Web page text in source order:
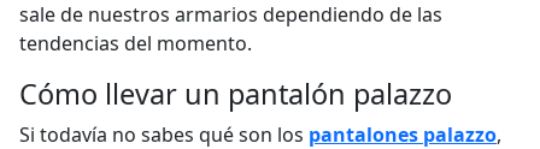
sale de nuestros armarios dependiendo de las
tendencias del momento.
Cómo llevar un pantalón palazzo
Si todavía no sabes qué son los pantalones palazzo,